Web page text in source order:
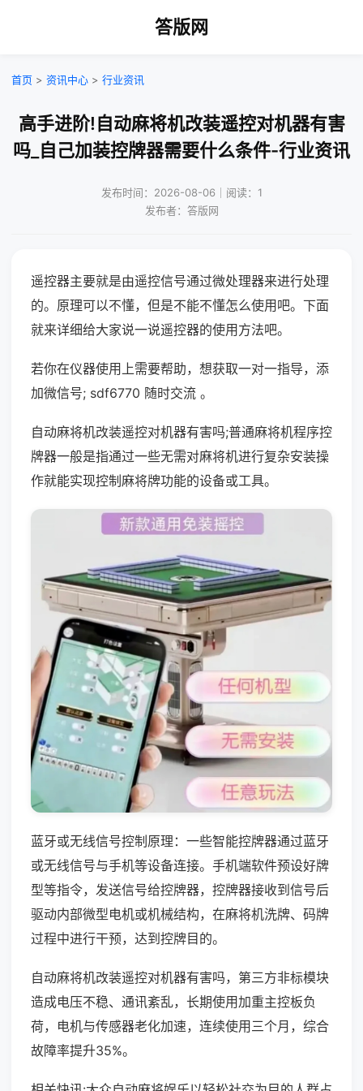
答版网
首页 > 资讯中心 > 行业资讯
高手进阶!自动麻将机改装遥控对机器有害
吗_自己加装控牌器需要什么条件-行业资讯
发布时间：2026-08-06｜阅读：1
发布者：答版网
遥控器主要就是由遥控信号通过微处理器来进行处理
的。原理可以不懂，但是不能不懂怎么使用吧。下面
就来详细给大家说一说遥控器的使用方法吧。
若你在仪器使用上需要帮助，想获取一对一指导，添
加微信号; sdf6770 随时交流 。
自动麻将机改装遥控对机器有害吗;普通麻将机程序控
牌器一般是指通过一些无需对麻将机进行复杂安装操
作就能实现控制麻将牌功能的设备或工具。
蓝牙或无线信号控制原理：一些智能控牌器通过蓝牙
或无线信号与手机等设备连接。手机端软件预设好牌
型等指令，发送信号给控牌器，控牌器接收到信号后
驱动内部微型电机或机械结构，在麻将机洗牌、码牌
过程中进行干预，达到控牌目的。
自动麻将机改装遥控对机器有害吗，第三方非标模块
造成电压不稳、通讯紊乱，长期使用加重主控板负
荷，电机与传感器老化加速，连续使用三个月，综合
故障率提升35%。